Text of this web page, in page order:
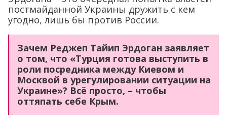
постмайданной Украины дружить с кем
угодно, лишь бы против России.
Зачем Реджеп Тайип Эрдоган заявляет
о том, что «Турция готова выступить в
роли посредника между Киевом и
Москвой в урегулировании ситуации на
Украине»? Всё просто, – чтобы
оттяпать себе Крым.